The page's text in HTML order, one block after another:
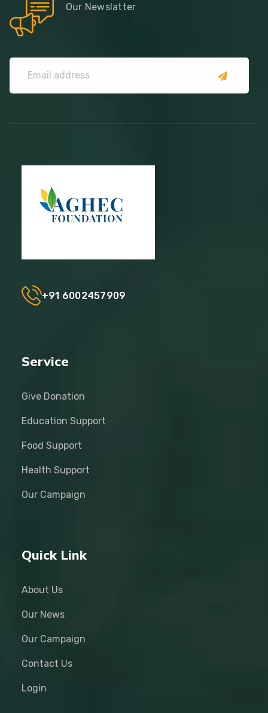
Our Newslatter
+91 6002457909
Service
Give Donation
Education Support
Food Support
Health Support
Our Campaign
Quick Link
About Us
Our News
Our Campaign
Contact Us
Login